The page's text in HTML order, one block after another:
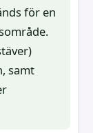
för en
samt